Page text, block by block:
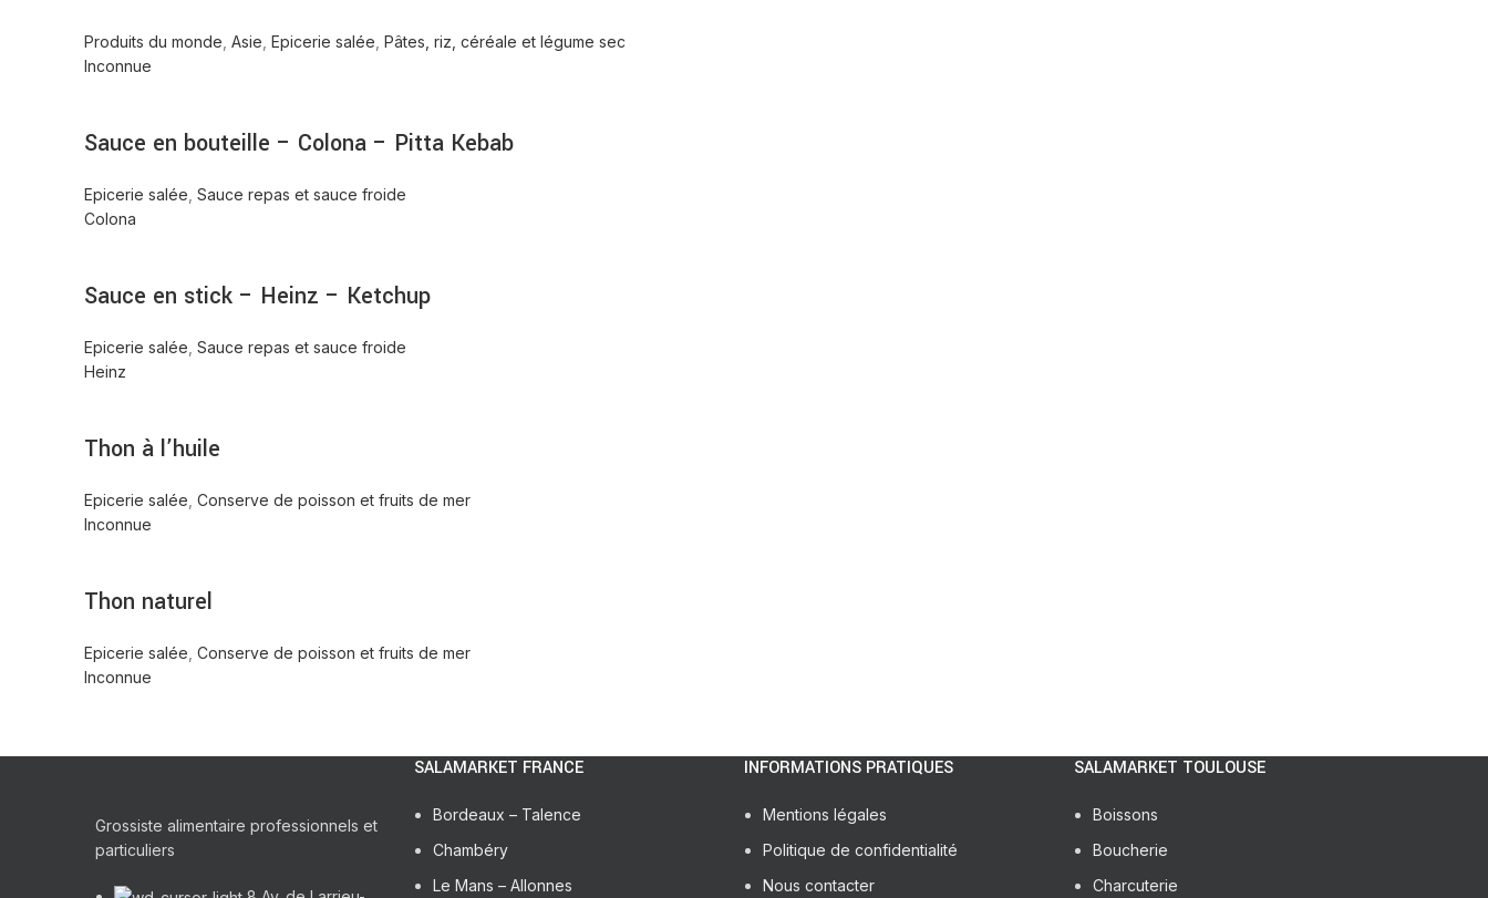
Produits du monde Asie Epicerie salée Pâtes, riz, céréale et légume sec
Inconnue
Sauce en bouteille – Colona – Pitta Kebab
Epicerie salée Sauce repas et sauce froide
Colona
Sauce en stick – Heinz – Ketchup
Epicerie salée Sauce repas et sauce froide
Heinz
Thon à l’huile
Epicerie salée Conserve de poisson et fruits de mer
Inconnue
Thon naturel
Epicerie salée Conserve de poisson et fruits de mer
Inconnue
Grossiste alimentaire professionnels et
particuliers
SALAMARKET FRANCE
Bordeaux – Talence
Chambéry
Le Mans – Allonnes
INFORMATIONS PRATIQUES
Mentions légales
Politique de confidentialité
Nous contacter
SALAMARKET TOULOUSE
Boissons
Boucherie
Charcuterie